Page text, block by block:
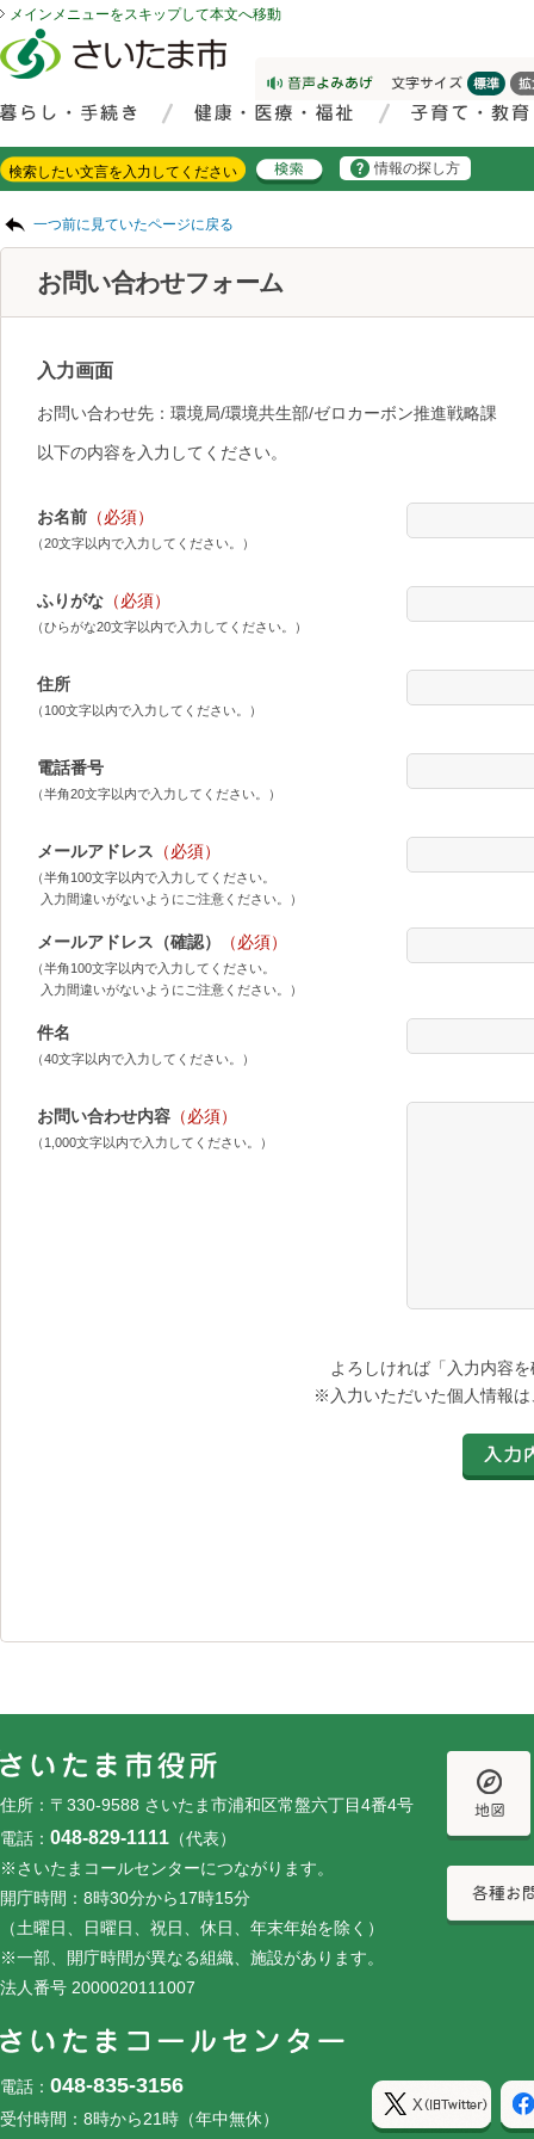
メインメニューをスキップして本文へ移動
情報の探し方
一つ前に見ていたページに戻る
お問い合わせフォーム
入力画面
お問い合わせ先：環境局/環境共生部/ゼロカーボン推進戦略課
以下の内容を入力してください。
お名前 （必須）
（20文字以内で入力してください。）
ふりがな （必須）
（ひらがな20文字以内で入力してください。）
住所
（100文字以内で入力してください。）
電話番号
（半角20文字以内で入力してください。）
メールアドレス （必須）
（半角100文字以内で入力してください。
入力間違いがないようにご注意ください。）
メールアドレス（確認） （必須）
（半角100文字以内で入力してください。
入力間違いがないようにご注意ください。）
件名
（40文字以内で入力してください。）
お問い合わせ内容 （必須）
（1,000文字以内で入力してください。）
よろしければ「入力内容
※入力いただいた個人情報
住所：〒330-9588 さいたま市浦和区常盤六丁目4番4号
電話： 048-829-1111 （代表）
※さいたまコールセンターにつながります。
開庁時間：8時30分から17時15分
（土曜日、日曜日、祝日、休日、年末年始を除く）
※一部、開庁時間が異なる組織、施設があります。
法人番号 2000020111007
電話： 048-835-3156
受付時間：8時から21時（年中無休）